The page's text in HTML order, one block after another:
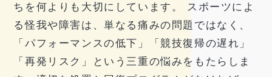
ちを何よりも大切にしています。 スポーツによ
る怪我や障害は、単なる痛みの問題ではなく、
「パフォーマンスの低下」「競技復帰の遅れ」
「再発リスク」という三重の悩みをもたらしま